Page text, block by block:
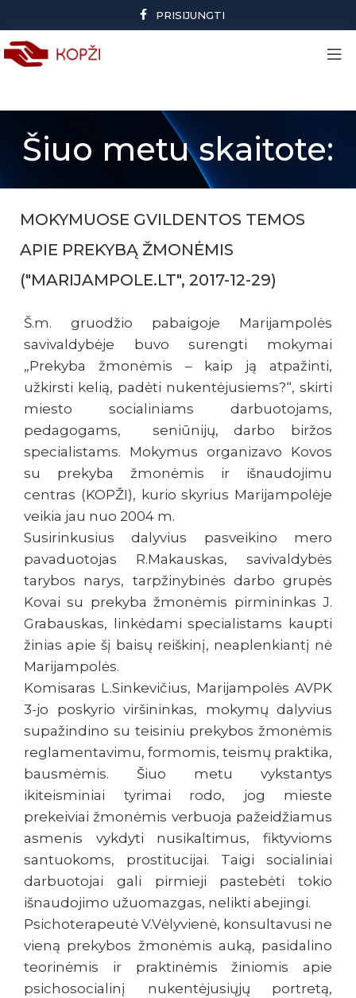
PRISIJUNGTI
Šiuo metu skaitote:
MOKYMUOSE GVILDENTOS TEMOS
APIE PREKYBĄ ŽMONĖMIS
("MARIJAMPOLE.LT", 2017-12-29)
Š.m. gruodžio pabaigoje Marijampolės
savivaldybėje buvo surengti mokymai
„Prekyba žmonėmis – kaip ją atpažinti,
užkirsti kelią, padėti nukentėjusiems?“, skirti
miesto socialiniams darbuotojams,
pedagogams, seniūnijų, darbo biržos
specialistams. Mokymus organizavo Kovos
su prekyba žmonėmis ir išnaudojimu
centras (KOPŽI), kurio skyrius Marijampolėje
veikia jau nuo 2004 m.
Susirinkusius dalyvius pasveikino mero
pavaduotojas R.Makauskas, savivaldybės
tarybos narys, tarpžinybinės darbo grupės
Kovai su prekyba žmonėmis pirmininkas J.
Grabauskas, linkėdami specialistams kaupti
žinias apie šį baisų reiškinį, neaplenkiantį nė
Marijampolės.
Komisaras L.Sinkevičius, Marijampolės AVPK
3-jo poskyrio viršininkas, mokymų dalyvius
supažindino su teisiniu prekybos žmonėmis
reglamentavimu, formomis, teismų praktika,
bausmėmis. Šiuo metu vykstantys
ikiteisminiai tyrimai rodo, jog mieste
prekeiviai žmonėmis verbuoja pažeidžiamus
asmenis vykdyti nusikaltimus, fiktyvioms
santuokoms, prostitucijai. Taigi socialiniai
darbuotojai gali pirmieji pastebėti tokio
išnaudojimo užuomazgas, nelikti abejingi.
Psichoterapeutė V.Vėlyvienė, konsultavusi ne
vieną prekybos žmonėmis auką, pasidalino
teorinėmis ir praktinėmis žiniomis apie
psichosocialinį nukentėjusiųjų portretą,